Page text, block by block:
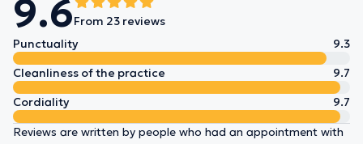
9.6From 23 reviews
Punctuality
9.3
Cleanliness of the practice
9.7
Cordiality
9.7
Reviews are written by people who had an appointment with